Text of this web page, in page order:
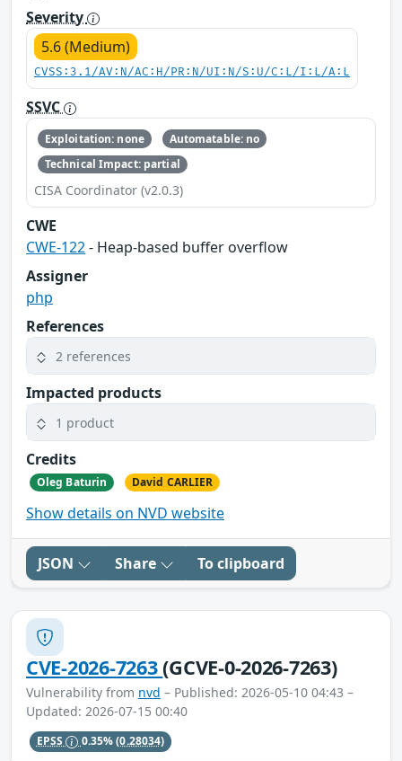
Severity
5.6 (Medium)
CVSS:3.1/AV:N/AC:H/PR:N/UI:N/S:U/C:L/I:L/A:L
SSVC
Exploitation: none
Automatable: no
Technical Impact: partial
CISA Coordinator (v2.0.3)
CWE
CWE-122- Heap-based buffer overflow
Assigner
php
References
2 references
Impacted products
1 product
Credits
Oleg Baturin David CARLIER
Show details on NVD website
JSON Share To clipboard
CVE-2026-7263(GCVE-0-2026-7263)
Vulnerability from nvd – Published: 2026-05-10 04:43 –
Updated: 2026-07-15 00:40
EPSS 0.35%(0.28034)